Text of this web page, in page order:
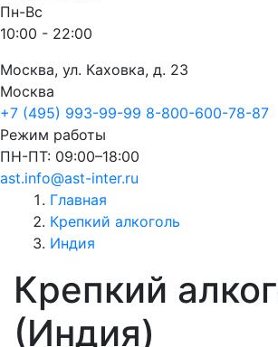
Пн-Вс
10:00 - 22:00
Москва, ул. Каховка, д. 23
Москва
+7 (495) 993-99-99 8-800-600-78-87
Режим работы
ПН-ПТ: 09:00–18:00
ast.info@ast-inter.ru
Главная
Крепкий алкоголь
Индия
Крепкий
(Индия)